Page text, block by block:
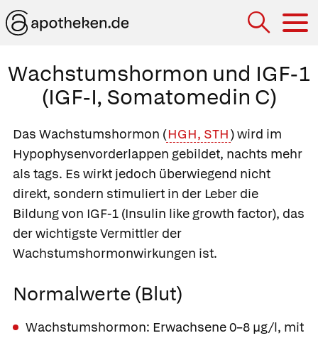
Wachstumshormon und IGF-1
(IGF-I, Somatomedin C)
Das Wachstumshormon (HGH, STH) wird im
Hypophysenvorderlappen gebildet, nachts mehr
als tags. Es wirkt jedoch überwiegend nicht
direkt, sondern stimuliert in der Leber die
Bildung von IGF-1 (Insulin like growth factor), das
der wichtigste Vermittler der
Wachstumshormonwirkungen ist.
Normalwerte (Blut)
Wachstumshormon: Erwachsene 0–8 µg/l, mit